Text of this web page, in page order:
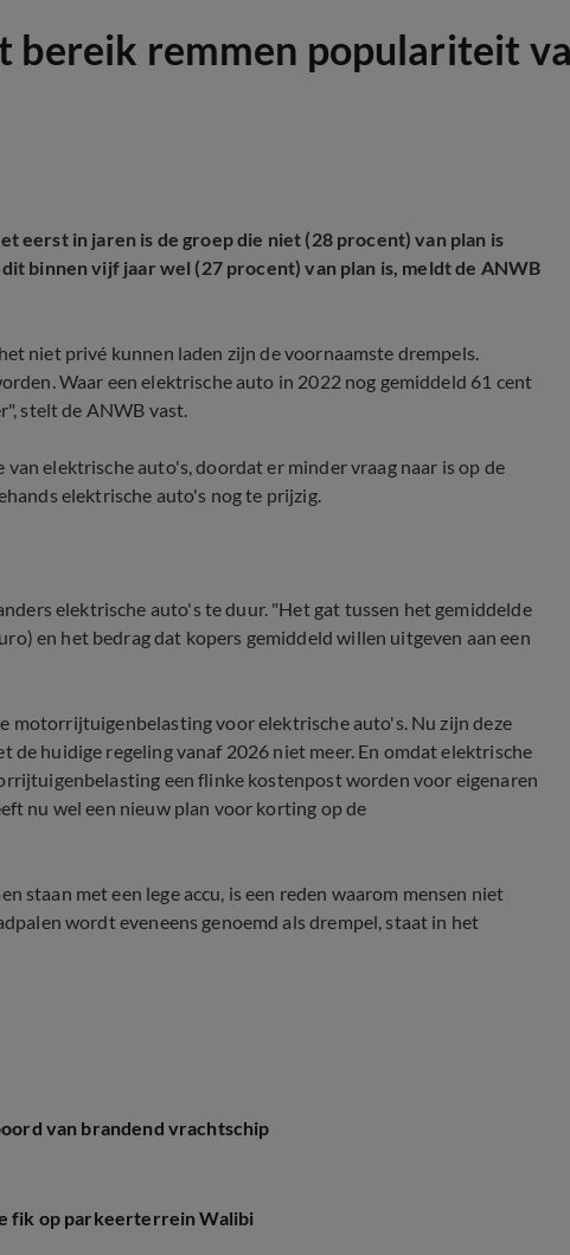
bereik remmen populariteit
eerst in jaren is de groep die niet (28 procent) van plan is
binnen vijf jaar wel (27 procent) van plan is, meldt de ANWB
niet privé kunnen laden zijn de voornaamste drempels.
Waar een elektrische auto in 2022 nog gemiddeld 61 cent
stelt de ANWB vast.
elektrische auto's, doordat er minder vraag naar is op de
elektrische auto's nog te prijzig.
elektrische auto's te duur. "Het gat tussen het gemiddelde
en het bedrag dat kopers gemiddeld willen uitgeven aan een
motorrijtuigenbelasting voor elektrische auto's. Nu zijn deze
de huidige regeling vanaf 2026 niet meer. En omdat elektrische
een flinke kostenpost worden voor eigenaren
nu wel een nieuw plan voor korting op de
staan met een lege accu, is een reden waarom mensen niet
wordt eveneens genoemd als drempel, staat in het
van brandend vrachtschip
fik op parkeerterrein Walibi